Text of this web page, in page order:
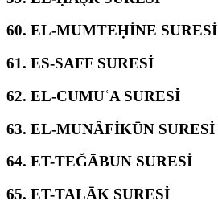
60. EL-MUMTEḤİNE SURESİ
61. ES-SAFF SURESİ
62. EL-CUMUʿA SURESİ
63. EL-MUNÂFİKŪN SURESİ
64. ET-TEĞĀBUN SURESİ
65. ET-TALĀK SURESİ